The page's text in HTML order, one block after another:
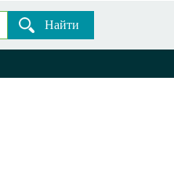
Найти